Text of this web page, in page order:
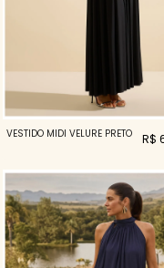
VESTIDO MIDI VELURE PRETO R$